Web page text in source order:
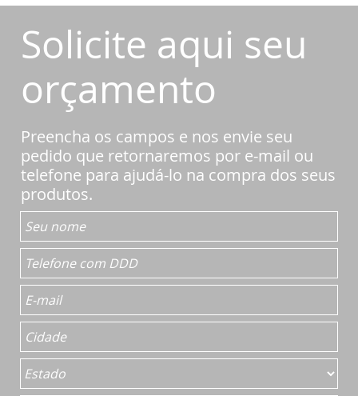
Solicite aqui seu
orçamento
Preencha os campos e nos envie seu
pedido que retornaremos por e-mail ou
telefone para ajudá-lo na compra dos seus
produtos.